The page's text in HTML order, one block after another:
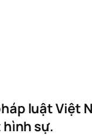
luật Việt
sự.